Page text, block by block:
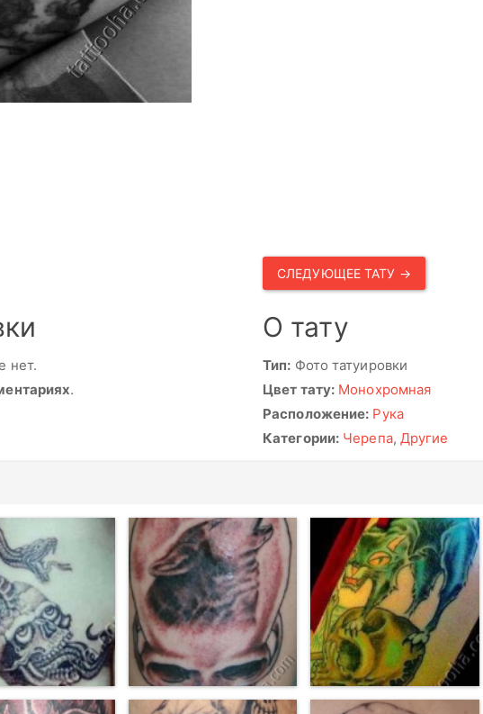
СЛЕДУЮЩЕЕ ТАТУ →
нет.
.
О тату
Тип: Фото татуировки
Цвет тату: Монохромная
Расположение: Рука
Категории: Черепа, Другие